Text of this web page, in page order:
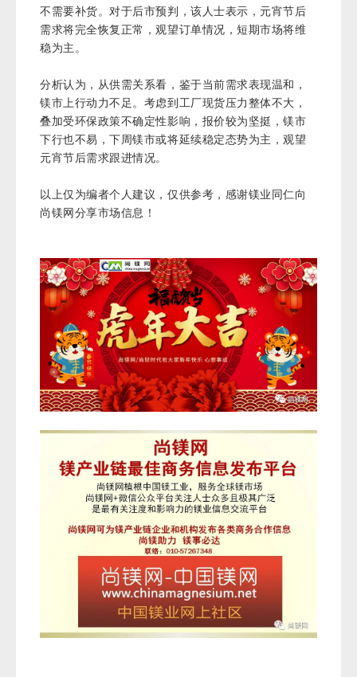
不需要补货。对于后市预判，该人士表示，元宵节后
需求将完全恢复正常，观望订单情况，短期市场将维
稳为主。
分析认为，从供需关系看，鉴于当前需求表现温和，
镁市上行动力不足。考虑到工厂现货压力整体不大，
叠加受环保政策不确定性影响，报价较为坚挺，镁市
下行也不易，下周镁市或将延续稳定态势为主，观望
元宵节后需求跟进情况。
以上仅为编者个人建议，仅供参考，感谢镁业同仁向
尚镁网分享市场信息！